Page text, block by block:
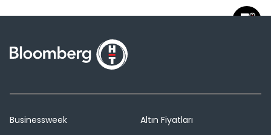
Businessweek
Altın Fiyatları